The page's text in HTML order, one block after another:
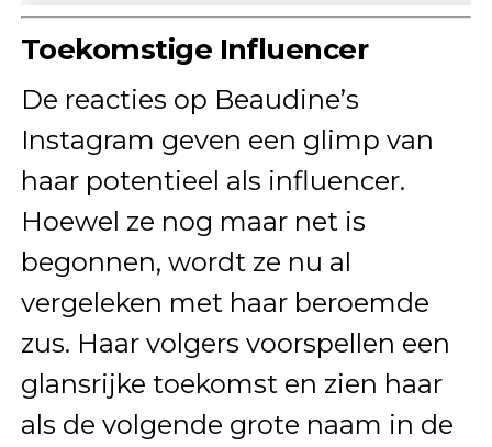
Toekomstige Influencer
De reacties op Beaudine’s
Instagram geven een glimp van
haar potentieel als influencer.
Hoewel ze nog maar net is
begonnen, wordt ze nu al
vergeleken met haar beroemde
zus. Haar volgers voorspellen een
glansrijke toekomst en zien haar
als de volgende grote naam in de